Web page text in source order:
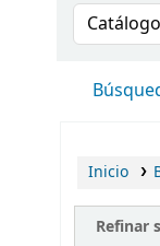
Buscar
Inicio
Refinar